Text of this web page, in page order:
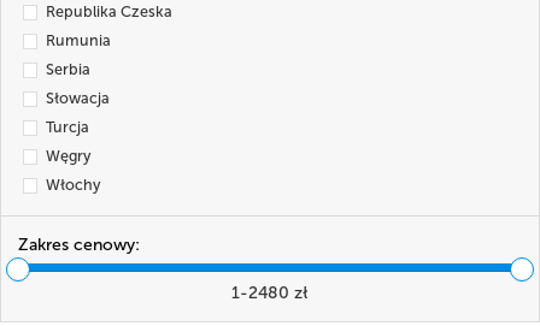
Republika Czeska
Rumunia
Serbia
Słowacja
Turcja
Węgry
Włochy
Zakres cenowy:
1-2480 zł